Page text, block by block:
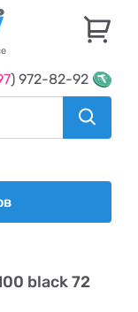
) 972-82-92
black 72